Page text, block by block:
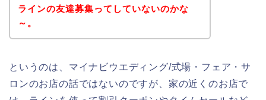
ラインの友達募集ってしていないのかな
～。
というのは、マイナビウエディング/式場・フェア・サ
ロンのお店の話ではないのですが、家の近くのお店で